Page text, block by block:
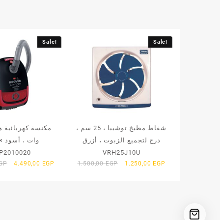
Sale!
وات ، أسود
Original
4.490,00 EGP
Sale!
شفاط مطبخ توشيبا ، 25 سم ،
درج لتجميع الزيوت ، أزرق
VRH25J10U
1.500,00EGP
Original
1.250,00 EGP